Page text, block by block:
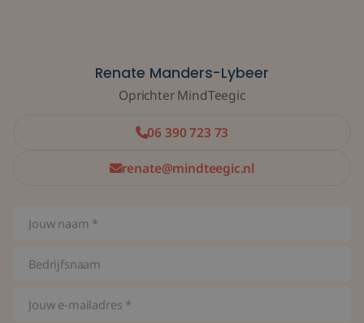
Renate Manders-Lybeer
Oprichter MindTeegic
06 390 723 73
renate@mindteegic.nl